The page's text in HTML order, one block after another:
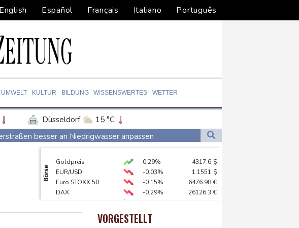
English Español Français Italiano Português
UMWELT KULTUR BILDUNG WISSENSWERTES WETTER
Düsseldorf
15 °C
21 °C Dortmund
16 °C
Bremen
Wien
25 °C
besser an Niedrigwasser anpassen
in England
Passagierflugzeug zu nahe gekommen
fordern konkrete Schritte
lädt zu Spitzentreffen in Bonn
Börse
Goldpreis 0.29% 4317.6 $
EUR/USD
-0.03% 1.1551 $
Euro STOXX 50
-0.15% 6476.98 €
DAX
-0.29% 26126.3 €
MDAX
-0.41%
-0.89%
VORGESTELLT